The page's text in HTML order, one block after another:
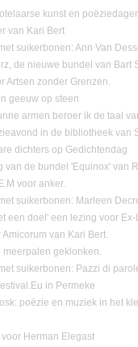
kunst en
van Kari Bert
suikerbonen: Ann Van
de nieuwe bundel van Bart
Artsen zonder Grenzen.
geeuw op steen
armen beroer ik de taal
in de bibliotheek van
dichters op Gedichtendag
van de bundel 'Equinox' van
voor anker.
suikerbonen: Marleen
een doel' een lezing voor
Amicorum van Kari Bert.
meerpalen geklonken.
suikerbonen: Pazzi di
in Permeke
poëzie en muziek in het
Herman Elegast